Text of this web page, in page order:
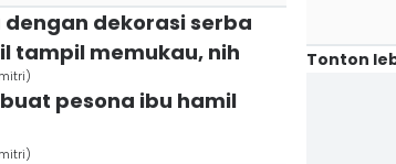
dengan dekorasi serba
tampil memukau, nih
pesona ibu hamil
Tonton